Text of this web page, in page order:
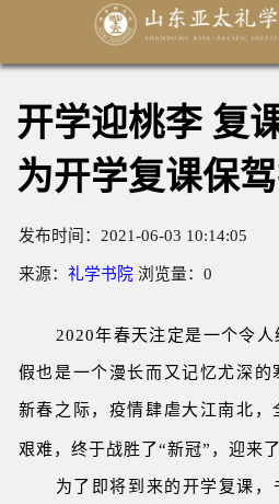
开学迎桃李
为开学复课保
发布时间：2021-06-03 10:14:05
来源： 礼学书院 浏览量： 0
2020年春天注定是一个令
假也是一个漫长而又记忆尤深的
新春之际，疫情肆虐大江南北，
艰难，终于战胜了“新冠”，迎来
为了即将到来的开学复课，